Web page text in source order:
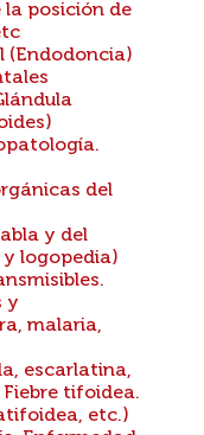
posición de
(Endodoncia)
del
y del
logopedia)
y
malaria,
escarlatina,
tifoidea.
etc.)